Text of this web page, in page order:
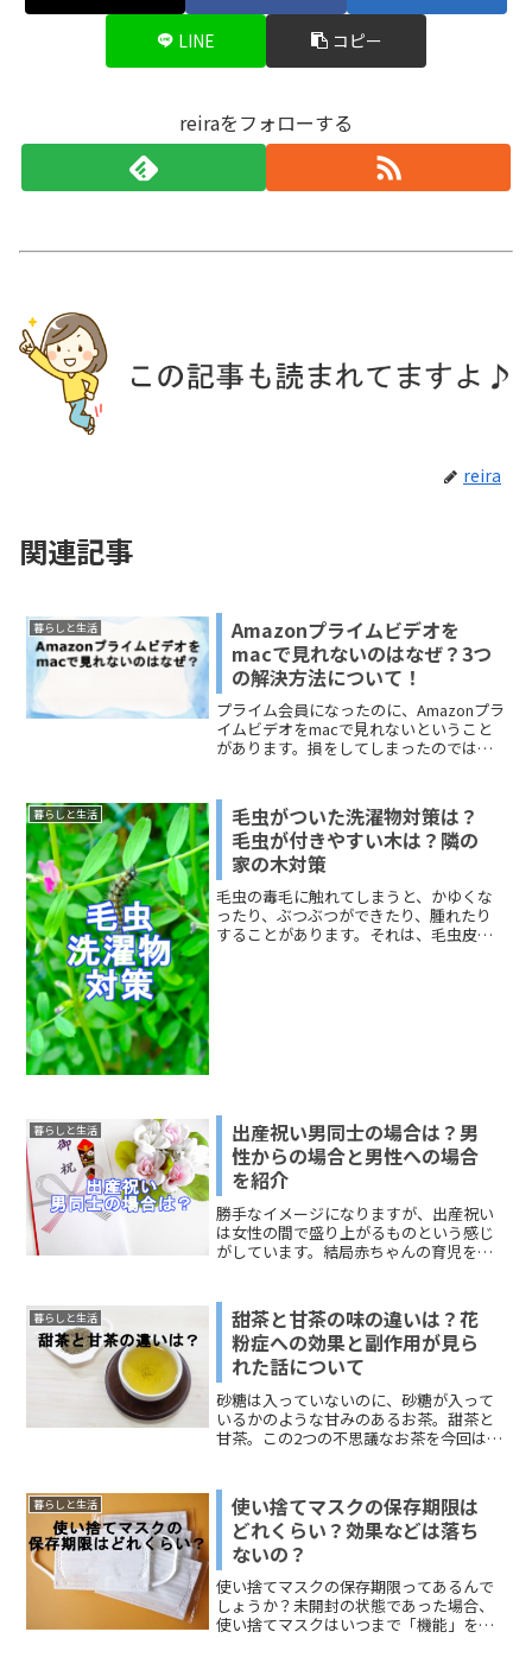
LINE コピー
reiraをフォローする
reira
関連記事
暮らしと生活
Amazonプライムビデオを
macで見れないのはなぜ？3つ
の解決方法について！
プライム会員になったのに、Amazonプラ
イムビデオをmacで見れないということ
があります。損をしてしまったのではな
で見れないのは、ちゃんと原因がありま
す。今回は、「Amazonプライムビデオを
macで見れない」という問題について、
解決する方法をお伝えします。どうぞ、
ご覧ください。
暮らしと生活
毛虫がついた洗濯物対策は？
毛虫が付きやすい木は？隣の
家の木対策
毛虫の毒毛に触れてしまうと、かゆくな
ったり、ぶつぶつができたり、腫れたり
することがあります。それは、毛虫皮膚
暮らしと生活
出産祝い男同士の場合は？男
性からの場合と男性への場合
を紹介
勝手なイメージになりますが、出産祝い
は女性の間で盛り上がるものという感じ
がしています。結局赤ちゃんの育児をす
うな気もします。男性は、どうすれば良
いのか？ このページでは...
暮らしと生活
甜茶と甘茶の味の違いは？花
粉症への効果と副作用が見ら
れた話について
砂糖は入っていないのに、砂糖が入って
いるかのような甘みのあるお茶。甜茶と
甘茶。この2つの不思議なお茶を今回は話
8日に釈迦の誕生を祝う「灌仏会（花祭
り）」に、仏像に注ぎかける「甘茶」。
それぞれの特性に迫ってみます。
暮らしと生活
使い捨てマスクの保存期限は
どれくらい？効果などは落ち
ないの？
使い捨てマスクの保存期限ってあるんで
しょうか？未開封の状態であった場合、
使い捨てマスクはいつまで「機能」を果